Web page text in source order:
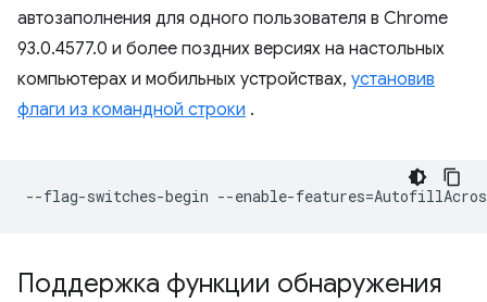
автозаполнения для одного пользователя в Chrome
93.0.4577.0 и более поздних версиях на настольных
компьютерах и мобильных устройствах, установив
флаги из командной строки .
--flag-switches-begin --enable-features=
Поддержка функции обнаружения